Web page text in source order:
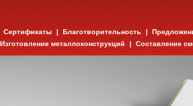
Сертификаты Благотворительность
Изготовление металлоконструкций Составление